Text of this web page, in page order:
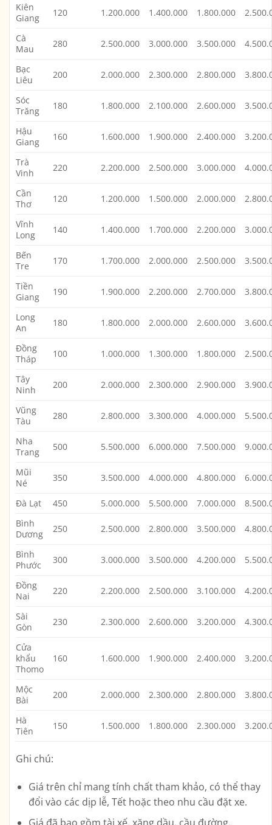
Kiên
Giang
120 1.200.000 1.400.000 1.800.000
Cà
Mau
280 2.500.000 3.000.000 3.500.000
Bạc
Liêu
200 2.000.000 2.300.000 2.800.000
Sóc
Trăng
180 1.800.000 2.100.000 2.600.000
Hậu
Giang
160 1.600.000 1.900.000 2.400.000
Trà
Vinh
220 2.200.000 2.500.000 3.000.000
Cần
Thơ
120 1.200.000 1.500.000 2.000.000
Vĩnh
Long
140 1.400.000 1.700.000 2.200.000
Bến
Tre
170 1.700.000 2.000.000 2.500.000
Tiền
Giang
190 1.900.000 2.200.000 2.700.000
Long
An
180 1.800.000 2.000.000 2.600.000
Đồng
Tháp
100 1.000.000 1.300.000 1.800.000
Tây
Ninh
200 2.000.000 2.300.000 2.900.000
Vũng
Tàu
280 2.800.000 3.300.000 4.000.000
Nha
Trang
500 5.500.000 6.000.000 7.500.000
Mũi
Né
350 3.500.000 4.000.000 4.800.000
Đà Lạt 450 5.000.000 5.500.000 7.000.000
Bình
Dương
250 2.500.000 2.800.000 3.500.000
Bình
Phước
300 3.000.000 3.500.000 4.200.000
Đồng
Nai
220 2.200.000 2.500.000 3.100.000
Sài
Gòn
230 2.300.000 2.600.000 3.200.000
Cửa
khẩu
Thomo
160 1.600.000 1.900.000 2.400.000
Mộc
Bài
200 2.000.000 2.300.000 2.800.000
Hà
Tiên
150 1.500.000 1.800.000 2.300.000
Ghi chú:
Giá trên chỉ mang tính chất tham khảo, có thể thay
đổi vào các dịp lễ, Tết hoặc theo nhu cầu đặt xe.